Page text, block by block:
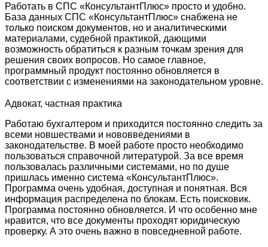
Работать в СПС «КонсультантПлюс» просто и удобно.
База данных СПС «КонсультантПлюс» снабжена не
только поиском документов, но и аналитическими
материалами, судебной практикой, дающими
возможность обратиться к разным точкам зрения для
решения своих вопросов. Но самое главное,
программный продукт постоянно обновляется в
соответствии с изменениями на законодательном уровне.
Адвокат, частная практика
Работаю бухгалтером и приходится постоянно следить за
всеми новшествами и нововведениями в
законодательстве. В моей работе просто необходимо
пользоваться справочной литературой. За все время
пользовалась различными системами, но по душе
пришлась именно система «КонсультантПлюс».
Программа очень удобная, доступная и понятная. Вся
информация распределена по блокам. Есть поисковик.
Программа постоянно обновляется. И что особенно мне
нравится, что все документы проходят юридическую
проверку. А это очень важно в повседневной работе.